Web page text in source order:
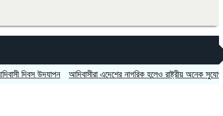
উদযাপন আদিবাসীরা এদেশের নাগরিক হলেও রাষ্ট্রীয় অনেক সুযোগ